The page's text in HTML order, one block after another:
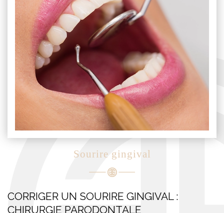
Sourire gingival
CORRIGER UN SOURIRE GINGIVAL :
CHIRURGIE PARODONTALE